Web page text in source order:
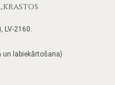
LV-2160.
un labiekārtošana)